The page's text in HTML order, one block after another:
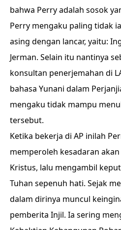
bahwa Perry adalah sosok
Perry mengaku paling tidak
asing dengan lancar, yaitu:
Jerman. Selain itu nantinya
konsultan penerjemahan di
bahasa Yunani dalam
mengaku tidak mampu
tersebut.
Ketika bekerja di AP inilah
memperoleh kesadaran
Kristus, lalu mengambil
Tuhan sepenuh hati. Sejak
dalam dirinya muncul
pemberita Injil. Ia sering